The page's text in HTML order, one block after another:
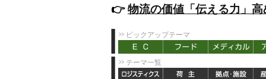
👉️物流の価値「伝える力」
ピックアップテーマ
テーマ一覧